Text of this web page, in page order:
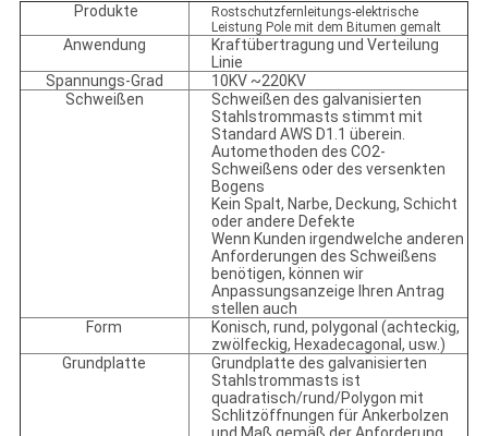
Produkte
Rostschutzfernleitungs-elektrische
Leistung Pole mit dem Bitumen gemalt
Anwendung
Kraftübertragung und Verteilung
Linie
Spannungs-Grad
10KV ~220KV
Schweißen
Schweißen des galvanisierten
Stahlstrommasts stimmt mit
Standard AWS D1.1 überein.
Automethoden des CO2-
Schweißens oder des versenkten
Bogens
Kein Spalt, Narbe, Deckung, Schicht
oder andere Defekte
Wenn Kunden irgendwelche anderen
Anforderungen des Schweißens
benötigen, können wir
Anpassungsanzeige Ihren Antrag
stellen auch
Form
Konisch, rund, polygonal (achteckig,
zwölfeckig, Hexadecagonal, usw.)
Grundplatte
Grundplatte des galvanisierten
Stahlstrommasts ist
quadratisch/rund/Polygon mit
Schlitzöffnungen für Ankerbolzen
und Maß gemäß der Anforderung